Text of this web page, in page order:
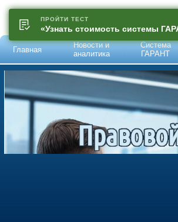
Главная
Новости и
аналитика
Система
ГАРАНТ
ПРОЙТИ ТЕСТ
«Узнать стоимость системы